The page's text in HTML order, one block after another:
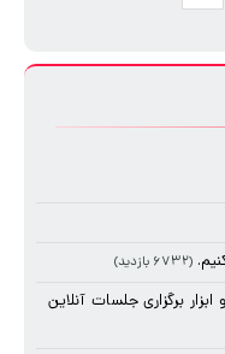
(۶۷۳۲ بازدید)
برگزاری جلسات آنلاین